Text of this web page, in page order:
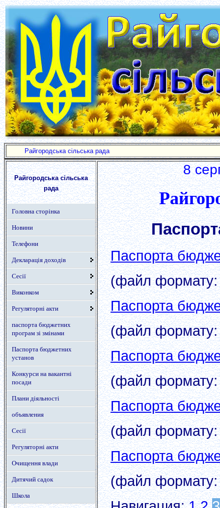
Райгородська сільська рада
Райгородська сільська
рада
Головна сторінка
Новини
Телефони
Декларація доходів
Сесії
Виконком
Регуляторні акти
паспорта бюджетних
програм зі змінами
Паспорта бюджетних
установ
Конкурси на вакантні
посади
Плани діяльності
объявления
Сесії
Регуляторні акти
Очищення влади
Дитячий садок
Школа
8
Паспорта
(файл формату:
Паспорта
(файл формату:
Паспорта
(файл формату:
Паспорта
(файл формату:
Паспорта
(файл формату: